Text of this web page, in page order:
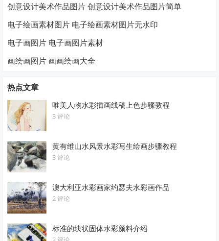
创意设计美术作品图片 创意设计美术作品图片简单
电子绘画素材图片 电子绘画素材图片无水印
电子画图片 电子画图片素材
画绘画图片 画画绘画大全
热点文章
唯美人物水彩插画线稿上色步骤教程
3 评论
黄有维山水风景水彩写生绘画步骤教程
3 评论
澳大利亚水彩画家约瑟夫水彩画作品
2 评论
标准的块状固体水彩颜料介绍